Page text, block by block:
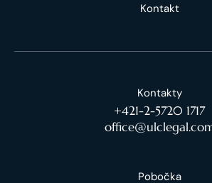
Kontakt
Kontakty
+421-2-5720 1717
Pobočka